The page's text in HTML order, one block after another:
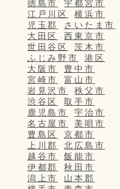
徳島市
宇都宮市
江戸川区
横浜市
児玉郡
さいたま市
大田区
西東京市
世田谷区
茨木市
ふじみ野市
港区
大阪市
豊中市
宮崎市
富山市
岩見沢市
秩父市
渋谷区
取手市
鹿児島市
宇治市
名古屋市
美唄市
豊島区
京都市
上川郡
北広島市
越谷市
飯能市
伊都郡
秋田市
潟上市
山本郡